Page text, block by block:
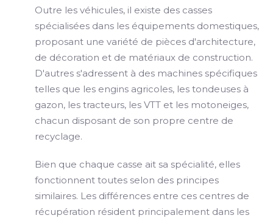
Outre les véhicules, il existe des casses
spécialisées dans les équipements domestiques,
proposant une variété de pièces d'architecture,
de décoration et de matériaux de construction.
D'autres s'adressent à des machines spécifiques
telles que les engins agricoles, les tondeuses à
gazon, les tracteurs, les VTT et les motoneiges,
chacun disposant de son propre centre de
recyclage.
Bien que chaque casse ait sa spécialité, elles
fonctionnent toutes selon des principes
similaires. Les différences entre ces centres de
récupération résident principalement dans les